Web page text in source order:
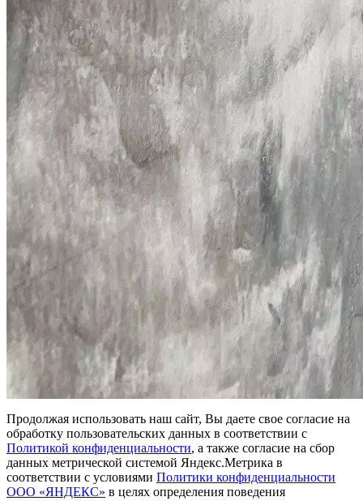
Продолжая использовать наш сайт, Вы даете свое согласие на
обработку пользовательских данных в соответствии с
Политикой конфиденциальности, а также согласие на сбор
данных метрической системой Яндекс.Метрика в
соответствии с условиями Политики конфиденциальности
ООО «ЯНДЕКС» в целях определения поведения